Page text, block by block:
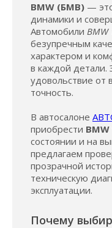
BMW (БМВ) —
динамики и
Автомобили BMW
безупречным
характером и
в каждой детали.
удовольствие
точность.
В автосалоне
приобрести
состоянии и на
предлагаем
прозрачной
техническую
эксплуатации.
Почему